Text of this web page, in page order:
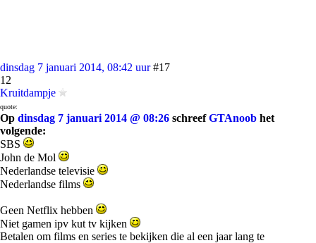
dinsdag 7 januari 2014, 08:42 uur #17
12
Kruitdampje
quote:
Op dinsdag 7 januari 2014 @ 08:26 schreefGTAnoob het
volgende:
SBS
John de Mol
Nederlandse televisie
Nederlandse films
Geen Netflix hebben
Niet gamen ipv kut tv kijken
Betalen om films en series te bekijken die al een jaar lang te